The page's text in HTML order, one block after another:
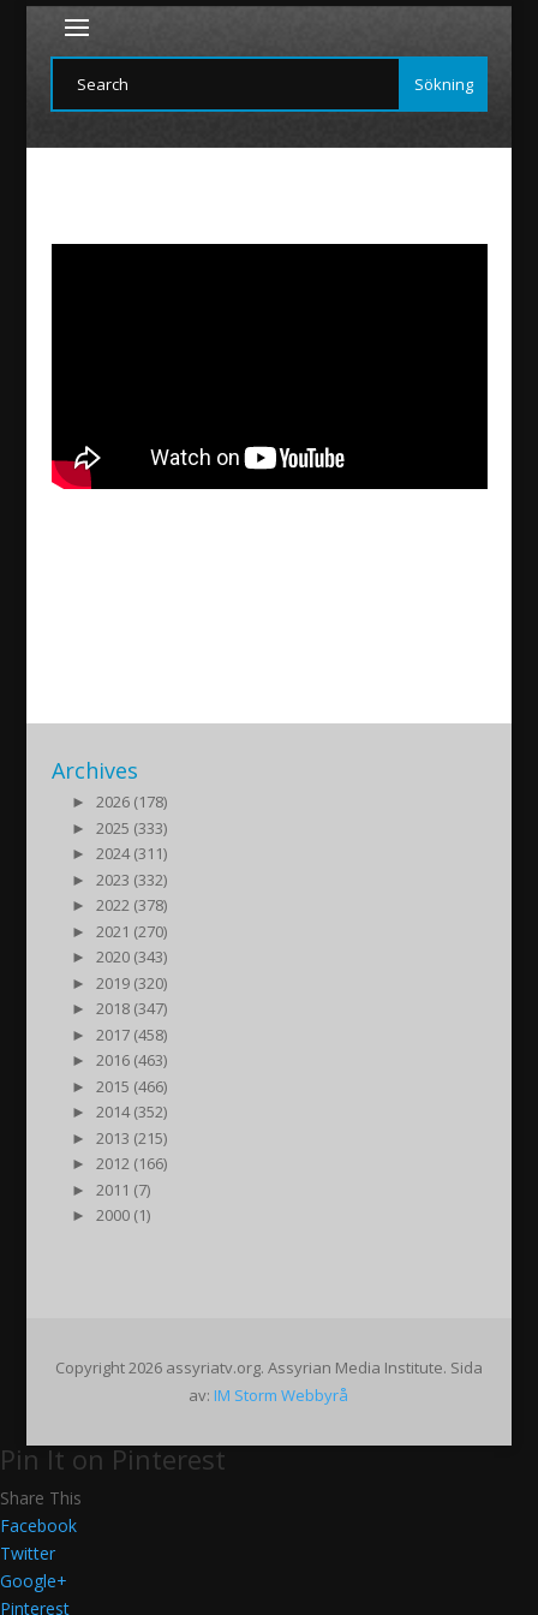
Archives
►
2026 (178)
►
2025 (333)
►
2024 (311)
►
2023 (332)
►
2022 (378)
►
2021 (270)
►
2020 (343)
►
2019 (320)
►
2018 (347)
►
2017 (458)
►
2016 (463)
►
2015 (466)
►
2014 (352)
►
2013 (215)
►
2012 (166)
►
2011 (7)
►
2000 (1)
Copyright 2026 assyriatv.org. Assyrian Media Institute. Sida
av: IM Storm Webbyrå
Pin It on Pinterest
Share This
Facebook
Twitter
Google+
Pinterest